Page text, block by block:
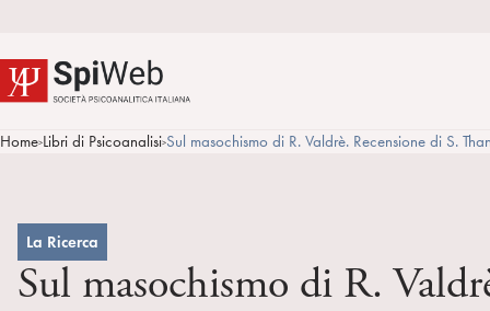
Home>Libri di Psicoanalisi>Sul masochismo di R. Valdrè. Recensione di S.
La Ricerca
Sul masochismo di R.